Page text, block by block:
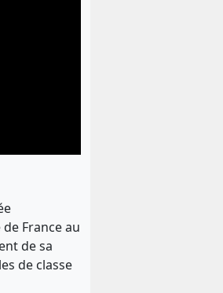
France au
de sa
de classe